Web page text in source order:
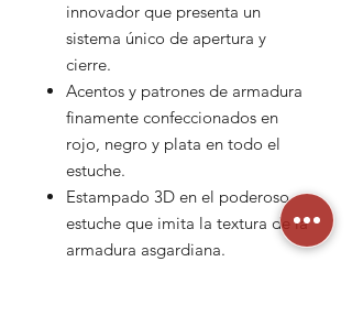
innovador que presenta un
sistema único de apertura y
cierre.
Acentos y patrones de armadura
finamente confeccionados en
rojo, negro y plata en todo el
estuche.
Estampado 3D en el poderoso
estuche que imita la textura de la
armadura asgardiana.